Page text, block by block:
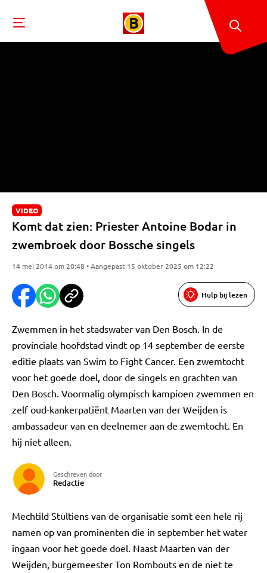
VIDEO
Komt dat zien: Priester Antoine Bodar in
zwembroek door Bossche singels
14 mei 2014 om 20:48 • Aangepast 15 oktober 2025 om 12:22
Hulp bij lezen
Zwemmen in het stadswater van Den Bosch. In de
provinciale hoofdstad vindt op 14 september de eerste
editie plaats van Swim to Fight Cancer. Een zwemtocht
voor het goede doel, door de singels en grachten van
Den Bosch. Voormalig olympisch kampioen zwemmen en
zelf oud-kankerpatiënt Maarten van der Weijden is
ambassadeur van en deelnemer aan de zwemtocht. En
hij niet alleen.
Geschreven door
Redactie
Mechtild Stultiens van de organisatie somt een hele rij
namen op van prominenten die in september het water
ingaan voor het goede doel. Naast Maarten van der
Weijden, burgemeester Ton Rombouts en de niet te